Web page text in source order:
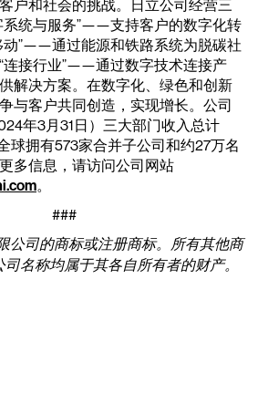
户和社会的挑战。日立公司经营三
系统与服务”——支持客户的数字化转
动”——通过能源和铁路系统为脱碳社
连接行业”——通过数字技术连接产
解决方案。在数字化、绿色和创新
与客户共同创造，实现增长。公司
年3月31日）三大部门收入总计
球拥有573家合并子公司和约27万名
多信息，请访问公司网站
。
###
公司的商标或注册商标。所有其他商
名称均属于其各自所有者的财产。